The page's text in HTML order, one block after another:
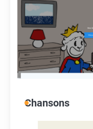
Chansons